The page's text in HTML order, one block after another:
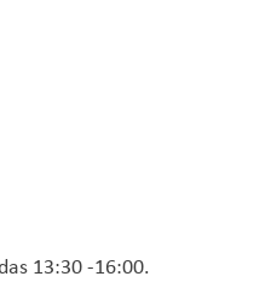
13:30 -16:00.